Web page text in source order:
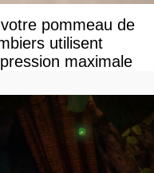
pommeau de
utilisent
maximale